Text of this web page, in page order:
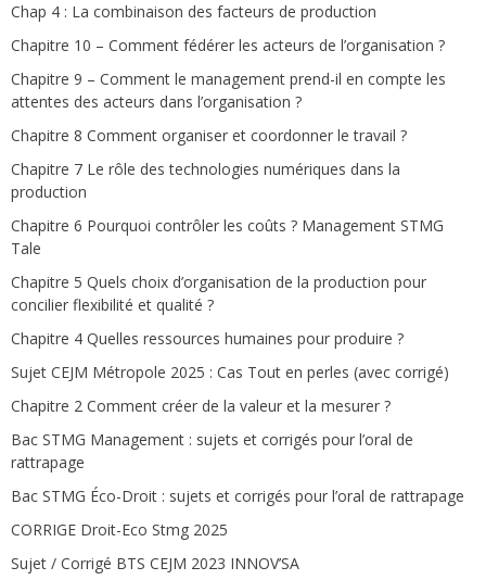
Chap 4 : La combinaison des facteurs de production
Chapitre 10 – Comment fédérer les acteurs de l’organisation ?
Chapitre 9 – Comment le management prend-il en compte les
attentes des acteurs dans l’organisation ?
Chapitre 8 Comment organiser et coordonner le travail ?
Chapitre 7 Le rôle des technologies numériques dans la
production
Chapitre 6 Pourquoi contrôler les coûts ? Management STMG
Tale
Chapitre 5 Quels choix d’organisation de la production pour
concilier flexibilité et qualité ?
Chapitre 4 Quelles ressources humaines pour produire ?
Sujet CEJM Métropole 2025 : Cas Tout en perles (avec corrigé)
Chapitre 2 Comment créer de la valeur et la mesurer ?
Bac STMG Management : sujets et corrigés pour l’oral de
rattrapage
Bac STMG Éco-Droit : sujets et corrigés pour l’oral de rattrapage
CORRIGE Droit-Eco Stmg 2025
Sujet / Corrigé BTS CEJM 2023 INNOV’SA